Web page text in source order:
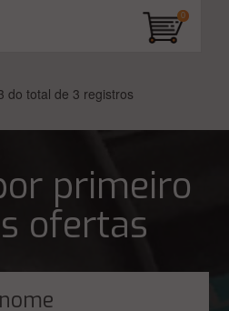
do total de 3 registros
primeiro
ofertas